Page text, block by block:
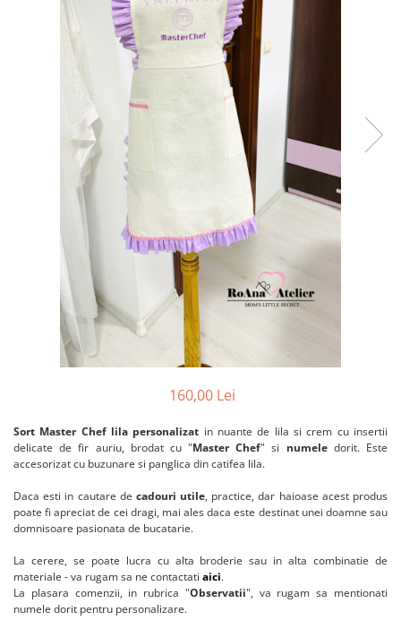
160,00 Lei
Sort Master Chef lila personalizat in nuante de lila si crem cu insertii
delicate de fir auriu, brodat cu "Master Chef" si numele dorit. Este
accesorizat cu buzunare si panglica din catifea lila.
Daca esti in cautare de cadouri utile, practice, dar haioase acest produs
poate fi apreciat de cei dragi, mai ales daca este destinat unei doamne sau
domnisoare pasionata de bucatarie.
La cerere, se poate lucra cu alta broderie sau in alta combinatie de
materiale - va rugam sa ne contactati aici.
La plasara comenzii, in rubrica "Observatii", va rugam sa mentionati
numele dorit pentru personalizare.